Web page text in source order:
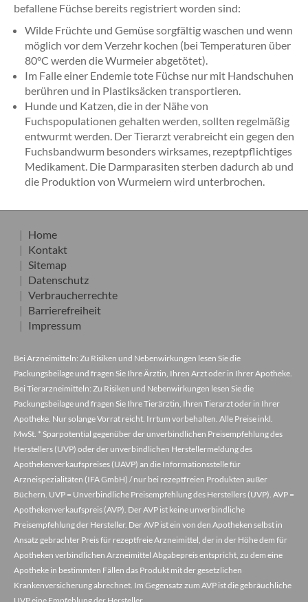
befallene Füchse bereits registriert worden sind:
Wilde Früchte und Gemüse sorgfältig waschen und wenn
möglich vor dem Verzehr kochen (bei Temperaturen über
80°C werden die Wurmeier abgetötet).
Im Falle einer Endemie tote Füchse nur mit Handschuhen
berühren und in Plastiksäcken transportieren.
Hunde und Katzen, die in der Nähe von
Fuchspopulationen gehalten werden, sollten regelmäßig
entwurmt werden. Der Tierarzt verabreicht ein gegen den
Fuchsbandwurm besonders wirksames, rezeptpflichtiges
Medikament. Die Darmparasiten sterben dadurch ab und
die Produktion von Wurmeiern wird unterbrochen.
Home
Kontakt
Sitemap
Datenschutz
Verbraucherrechte
Barrierefreiheit
Impressum
Bei Arzneimitteln: Zu Risiken und Nebenwirkungen lesen Sie die
Packungsbeilage und fragen Sie Ihre Ärztin, Ihren Arzt oder in Ihrer Apotheke.
Bei Tierarzneimitteln: Zu Risiken und Nebenwirkungen lesen Sie die
Packungsbeilage und fragen Sie Ihre Tierärztin, Ihren Tierarzt oder in Ihrer
Apotheke. Nur solange Vorrat reicht. Irrtum vorbehalten. Alle Preise inkl.
MwSt. * Sparpotential gegenüber der unverbindlichen Preisempfehlung des
Herstellers (UVP) oder der unverbindlichen Herstellermeldung des
Apothekenverkaufspreises (UAVP) an die Informationsstelle für
Arzneispezialitäten (IFA GmbH) / nur bei rezeptfreien Produkten außer
Büchern. UVP = Unverbindliche Preisempfehlung des Herstellers (UVP). AVP =
Apothekenverkaufspreis (AVP). Der AVP ist keine unverbindliche
Preisempfehlung der Hersteller. Der AVP ist ein von den Apotheken selbst in
Ansatz gebrachter Preis für rezeptfreie Arzneimittel, der in der Höhe dem für
Apotheken verbindlichen Arzneimittel Abgabepreis entspricht, zu dem eine
Apotheke in bestimmten Fällen das Produkt mit der gesetzlichen
Krankenversicherung abrechnet. Im Gegensatz zum AVP ist die gebräuchliche